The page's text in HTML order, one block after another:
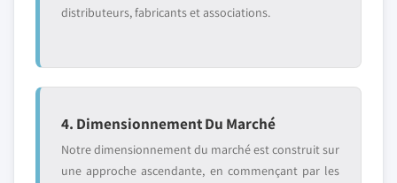
distributeurs, fabricants et associations.
4. Dimensionnement Du Marché
Notre dimensionnement du marché est construit sur
une approche ascendante, en commençant par les